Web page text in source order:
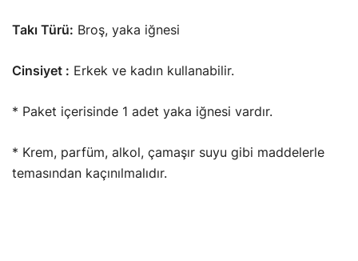
Takı Türü: Broş, yaka iğnesi
Cinsiyet : Erkek ve kadın kullanabilir.
* Paket içerisinde 1 adet yaka iğnesi vardır.
* Krem, parfüm, alkol, çamaşır suyu gibi maddelerle
temasından kaçınılmalıdır.